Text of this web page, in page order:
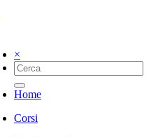
×
Home
Corsi